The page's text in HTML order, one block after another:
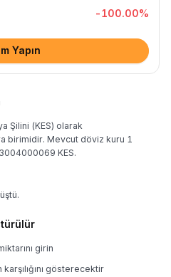
-100.00%
Yapın
Şilini (KES) olarak
birimidir. Mevcut döviz kuru 1
KES.
girin
gösterecektir